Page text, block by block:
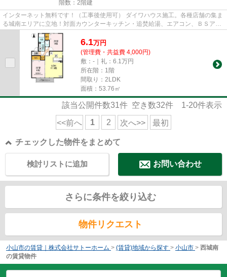
階数：2階建
インターネット無料です！（工事後使用可） ダイワハウス施工。各種店舗の集ま
る城南エリアに立地！対面カウンターキッチン・追焚給湯、エアコン、ＢＳアン
テナ、ＴＶモニター付インタ...
6.1万円
(管理費・共益費 4,000円)
敷：-｜礼：6.1万円
所在階：1階
間取り：2LDK
面積：53.76㎡
該当公開件数31件 空き数32件 1-20件表示
<<前へ 1 2 次へ>> 最初
チェックした物件をまとめて
お問い合わせ
検討リストに追加
さらに条件を絞り込む
物件リクエスト
小山市の賃貸｜株式会社サトーホーム > (賃貸)地域から探す > 小山市 > 西城南
の賃貸物件